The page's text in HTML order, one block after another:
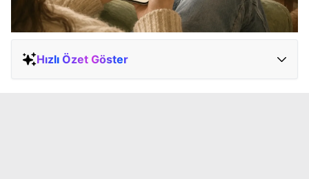
Hızlı Özet Göster